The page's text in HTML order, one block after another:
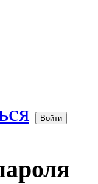
Войти